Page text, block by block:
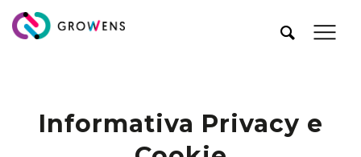
Informativa Privacy e